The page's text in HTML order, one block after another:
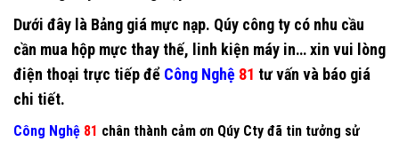
Dưới đây là Bảng giá mực nạp. Qúy công ty có nhu cầu
cần mua hộp mực thay thế, linh kiện máy in… xin vui lòng
điện thoại trực tiếp để Công Nghệ 81 tư vấn và báo giá
chi tiết.
Công Nghệ 81 chân thành cảm ơn Qúy Cty đã tin tưởng sử